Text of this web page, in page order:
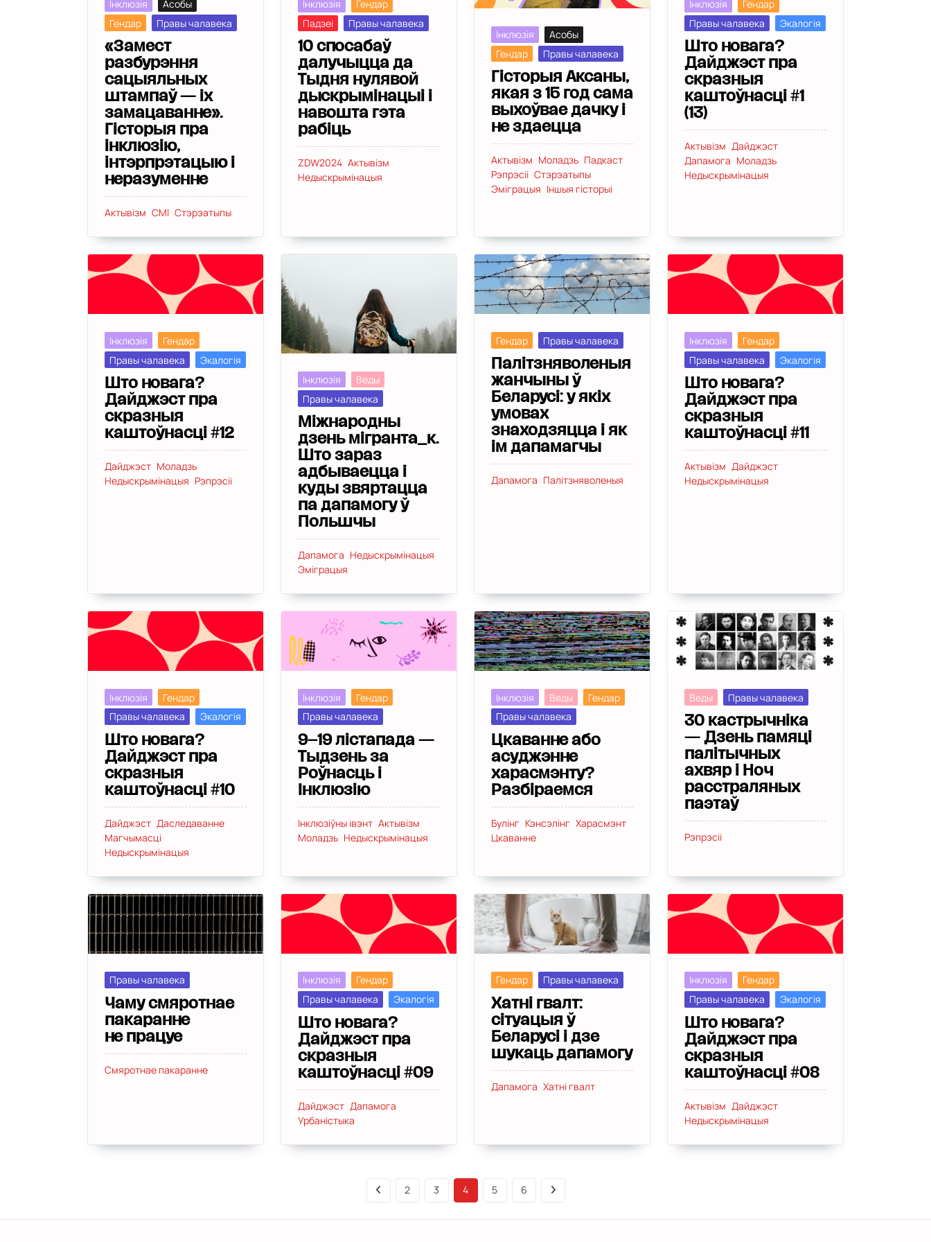
Інклюзія
Асобы
Гендар
Правы чалавека
«Замест
разбурэння
сацыяльных
штампаў — іх
замацаванне».
Гісторыя пра
інклюзію,
інтэрпрэтацыю і
неразуменне
Актывізм СМІ Стэрэатыпы
Інклюзія
Гендар
Падзеі
Правы чалавека
10 спосабаў
далучыцца да
Тыдня нулявой
дыскрымінацыі і
навошта гэта
рабіць
ZDW2024 Актывізм
Недыскрымінацыя
Інклюзія
Асобы
Гендар
Правы чалавека
Гісторыя Аксаны,
якая з 15 год сама
выхоўвае дачку і
не здаецца
Актывізм Моладзь Падкаст
Рэпрэсіі Стэрэатыпы
Эміграцыя Іншыя гісторыі
Інклюзія
Гендар
Правы чалавека
Экалогія
Што новага?
Дайджэст пра
скразныя
каштоўнасці #1
(13)
Актывізм Дайджэст
Дапамога Моладзь
Недыскрымінацыя
Інклюзія
Гендар
Правы чалавека
Экалогія
Што новага?
Дайджэст пра
скразныя
каштоўнасці #12
Дайджэст Моладзь
Недыскрымінацыя Рэпрэсіі
Інклюзія
Веды
Правы чалавека
Міжнародны
дзень мігранта_к.
Што зараз
адбываецца і
куды звяртацца
па дапамогу ў
Польшчы
Дапамога Недыскрымінацыя
Эміграцыя
Гендар Правы чалавека
Палітзняволеныя
жанчыны ў
Беларусі: у якіх
умовах
знаходзяцца і як
ім дапамагчы
Дапамога Палітзняволеныя
Інклюзія
Гендар
Правы чалавека
Экалогія
Што новага?
Дайджэст пра
скразныя
каштоўнасці #11
Актывізм Дайджэст
Недыскрымінацыя
Інклюзія
Гендар
Правы чалавека
Экалогія
Што новага?
Дайджэст пра
скразныя
каштоўнасці #10
Дайджэст Даследаванне
Магчымасці
Недыскрымінацыя
Інклюзія
Гендар
Правы чалавека
9–19 лістапада —
Тыдзень за
Роўнасць і
Інклюзію
Інклюзіўны івэнт Актывізм
Моладзь Недыскрымінацыя
Інклюзія Веды
Гендар
Правы чалавека
Цкаванне або
асуджэнне
харасмэнту?
Разбіраемся
Булінг Кэнсэлінг Харасмэнт
Цкаванне
Веды Правы чалавека
30 кастрычніка
— Дзень памяці
палітычных
ахвяр і Ноч
расстраляных
паэтаў
Рэпрэсіі
Правы чалавека
Чаму смяротнае
пакаранне
не працуе
Смяротнае пакаранне
Інклюзія
Гендар
Правы чалавека
Экалогія
Што новага?
Дайджэст пра
скразныя
каштоўнасці #09
Дайджэст Дапамога
Урбаністыка
Гендар Правы чалавека
Хатні гвалт:
сітуацыя ў
Беларусі і дзе
шукаць дапамогу
Дапамога Хатні гвалт
Інклюзія
Гендар
Правы чалавека
Экалогія
Што новага?
Дайджэст пра
скразныя
каштоўнасці #08
Актывізм Дайджэст
Недыскрымінацыя
2 3 4 5 6